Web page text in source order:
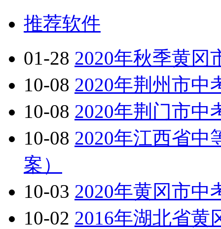
推荐软件
01-28 2020年秋季黄冈
10-08 2020年荆州市中
10-08 2020年荆门市中
10-08 2020年江西省中
案）
10-03 2020年黄冈市中
10-02 2016年湖北省黄